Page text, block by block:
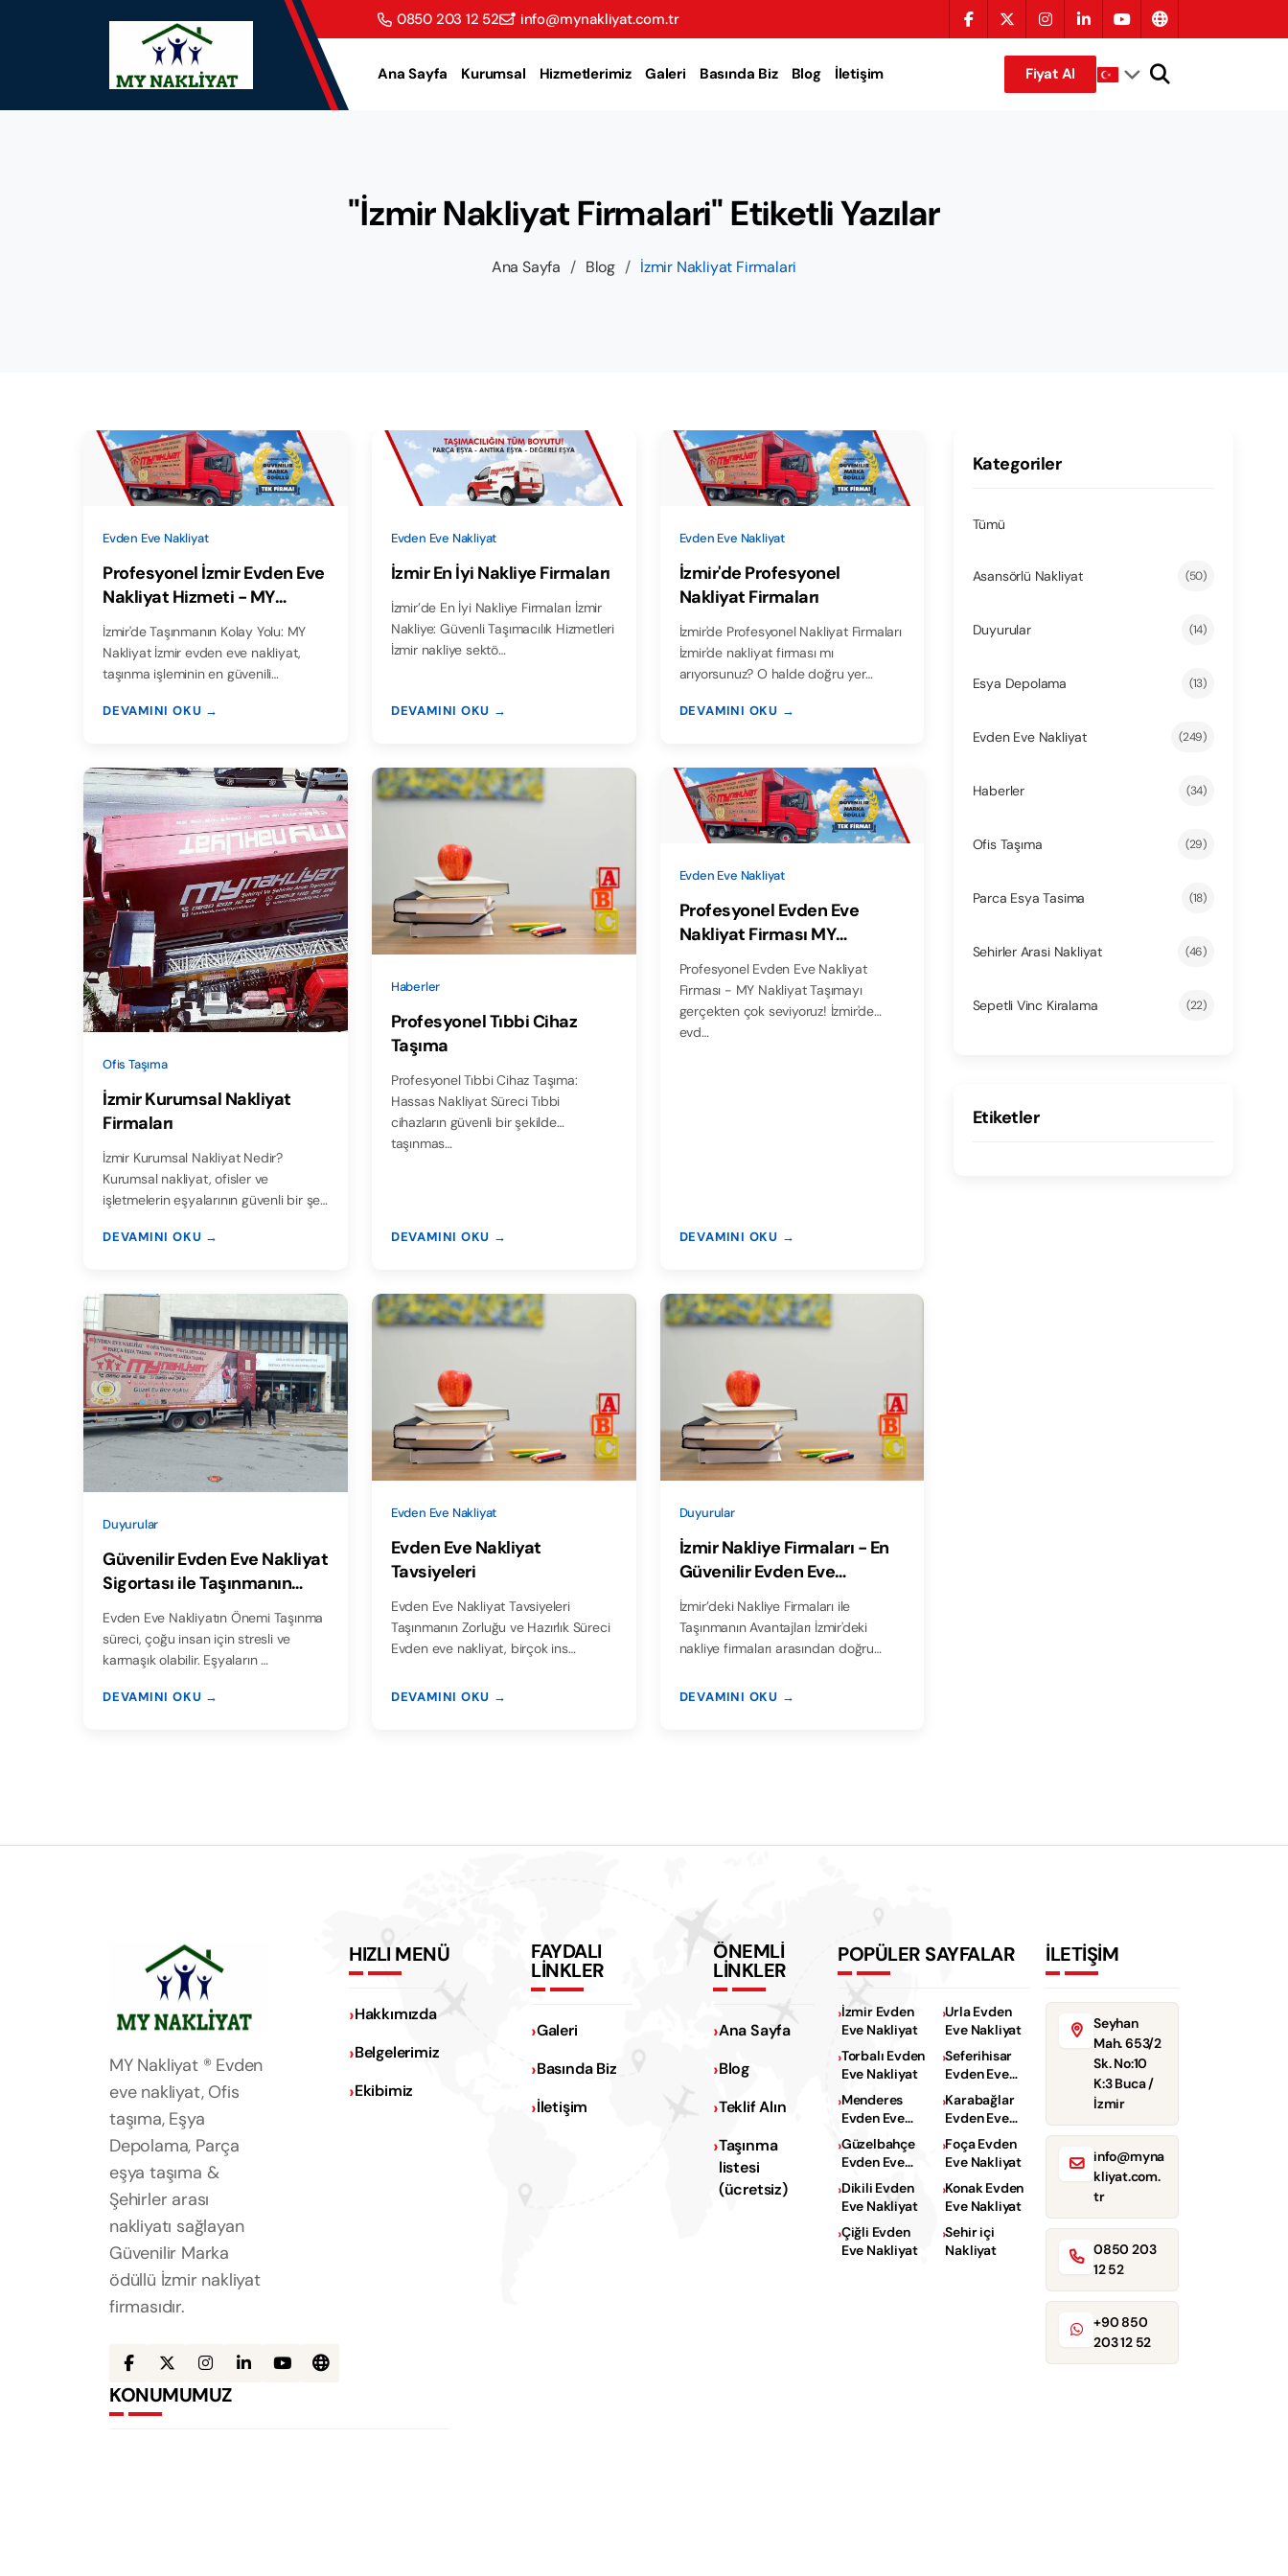
0850 203 12 52 info@mynakliyat.com.tr
Ana Sayfa Kurumsal Hizmetlerimiz Galeri Basında Biz Blog İletişim Fiyat Al
"İzmir Nakliyat Firmalari" Etiketli Yazılar
Ana Sayfa / Blog / İzmir Nakliyat Firmalari
Evden Eve Nakliyat
Profesyonel İzmir Evden Eve
Nakliyat Hizmeti - MY
Nakliyat
İzmir'de Taşınmanın Kolay Yolu: MY
Nakliyat İzmir evden eve nakliyat,
taşınma işleminin en güvenili…
DEVAMINI OKU →
Evden Eve Nakliyat
İzmir En İyi Nakliye Firmaları
İzmir’de En İyi Nakliye Firmaları İzmir
Nakliye: Güvenli Taşımacılık Hizmetleri
İzmir nakliye sektö…
DEVAMINI OKU →
Evden Eve Nakliyat
İzmir'de Profesyonel
Nakliyat Firmaları
İzmir'de Profesyonel Nakliyat Firmaları
İzmir'de nakliyat firması mı
arıyorsunuz? O halde doğru yer…
DEVAMINI OKU →
Ofis Taşıma
İzmir Kurumsal Nakliyat
Firmaları
İzmir Kurumsal Nakliyat Nedir?
Kurumsal nakliyat, ofisler ve
işletmelerin eşyalarının güvenli bir şe…
DEVAMINI OKU →
Haberler
Profesyonel Tıbbi Cihaz
Taşıma
Profesyonel Tıbbi Cihaz Taşıma:
Hassas Nakliyat Süreci Tıbbi
cihazların güvenli bir şekilde
taşınmas…
DEVAMINI OKU →
Evden Eve Nakliyat
Profesyonel Evden Eve
Nakliyat Firması MY
Nakliyat
Profesyonel Evden Eve Nakliyat
Firması - MY Nakliyat Taşımayı
gerçekten çok seviyoruz! İzmir'de
evd…
DEVAMINI OKU →
Duyurular
Güvenilir Evden Eve Nakliyat
Sigortası ile Taşınmanın
Rahatlığını Yaşayın
Evden Eve Nakliyatın Önemi Taşınma
süreci, çoğu insan için stresli ve
karmaşık olabilir. Eşyaların …
DEVAMINI OKU →
Evden Eve Nakliyat
Evden Eve Nakliyat
Tavsiyeleri
Evden Eve Nakliyat Tavsiyeleri
Taşınmanın Zorluğu ve Hazırlık Süreci
Evden eve nakliyat, birçok ins…
DEVAMINI OKU →
Duyurular
İzmir Nakliye Firmaları - En
Güvenilir Evden Eve
Taşımacılık Hizmeti
İzmir’deki Nakliye Firmaları ile
Taşınmanın Avantajları İzmir'deki
nakliye firmaları arasından doğru…
DEVAMINI OKU →
Kategoriler
Tümü
Asansörlü Nakliyat (50)
Duyurular (14)
Esya Depolama (13)
Evden Eve Nakliyat (249)
Haberler (34)
Ofis Taşıma (29)
Parca Esya Tasima (18)
Sehirler Arasi Nakliyat (46)
Sepetli Vinc Kiralama (22)
Etiketler
MY Nakliyat ® Evden
eve nakliyat, Ofis
taşıma, Eşya
Depolama, Parça
eşya taşıma &
Şehirler arası
nakliyatı sağlayan
Güvenilir Marka
ödüllü İzmir nakliyat
firmasıdır.
HIZLI MENÜ
Hakkımızda
Belgelerimiz
Ekibimiz
FAYDALI
LİNKLER
Galeri
Basında Biz
İletişim
ÖNEMLİ
LİNKLER
Ana Sayfa
Blog
Teklif Alın
Taşınma
listesi
(ücretsiz)
POPÜLER SAYFALAR
İzmir Evden
Eve Nakliyat
Urla Evden
Eve Nakliyat
Torbalı Evden
Eve Nakliyat
Seferihisar
Evden Eve
Nakliyat
Menderes
Evden Eve
Nakliyat
Karabağlar
Evden Eve
Nakliyat
Güzelbahçe
Evden Eve
Nakliyat
Foça Evden
Eve Nakliyat
Dikili Evden
Eve Nakliyat
Konak Evden
Eve Nakliyat
Çiğli Evden
Eve Nakliyat
Sehir içi
Nakliyat
İLETİŞİM
Seyhan
Mah. 653/2
Sk. No:10
K:3 Buca /
İzmir
info@myna
kliyat.com.
tr
0850 203
12 52
+90 850
203 12 52
KONUMUMUZ